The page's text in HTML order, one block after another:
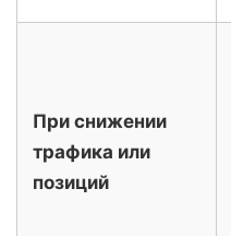
При снижении
трафика или
позиций